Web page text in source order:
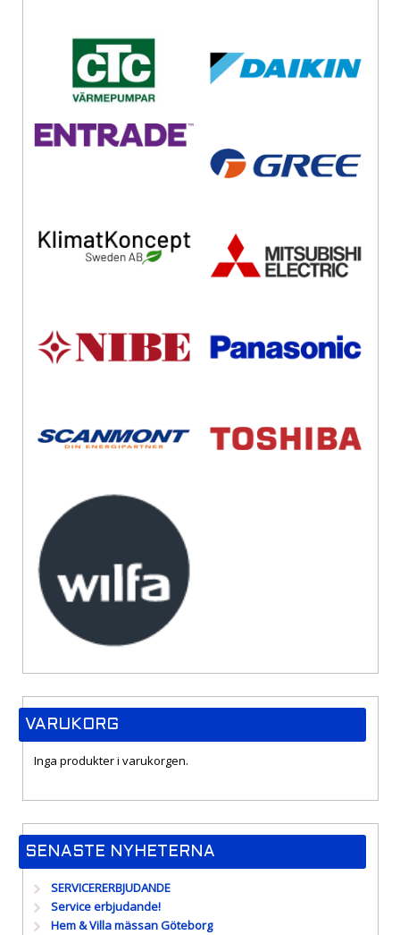
VARUKORG
Inga produkter i varukorgen.
SENASTE NYHETERNA
SERVICERERBJUDANDE
Service erbjudande!
Hem & Villa mässan Göteborg